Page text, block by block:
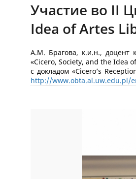
Участие во II
Idea of Artes
А.М. Брагова, к.и.н., доцент
«Cicero, Society, and the Idea
с докладом «Cicero’s
http://www.obta.al.uw.edu.pl/